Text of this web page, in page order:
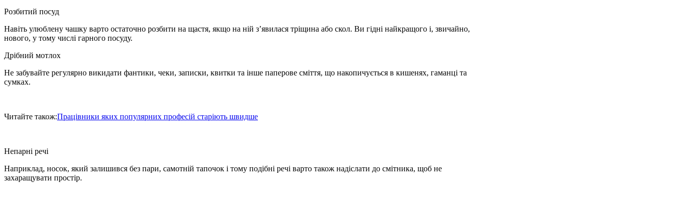
Розбитий посуд
Навіть улюблену чашку варто остаточно розбити на щастя, якщо на ній з’явилася тріщина або скол. Ви гідні найкращого і, звичайно,
нового, у тому числі гарного посуду.
Дрібний мотлох
Не забувайте регулярно викидати фантики, чеки, записки, квитки та інше паперове сміття, що накопичується в кишенях, гаманці та
сумках.
Читайте також:Працівники яких популярних професій старіють швидше
Непарні речі
Наприклад, носок, який залишився без пари, самотній тапочок і тому подібні речі варто також надіслати до смітника, щоб не
захаращувати простір.